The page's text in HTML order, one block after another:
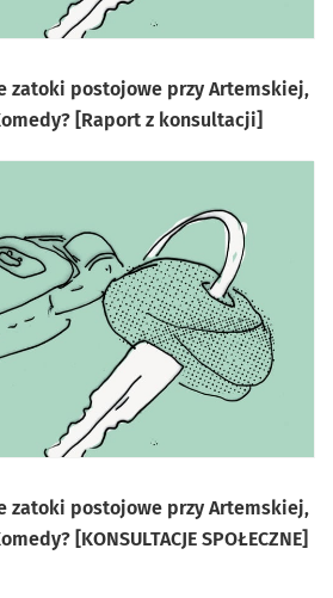
zatoki postojowe przy Artemskiej,
[Raport z konsultacji]
zatoki postojowe przy Artemskiej,
[KONSULTACJE SPOŁECZNE]